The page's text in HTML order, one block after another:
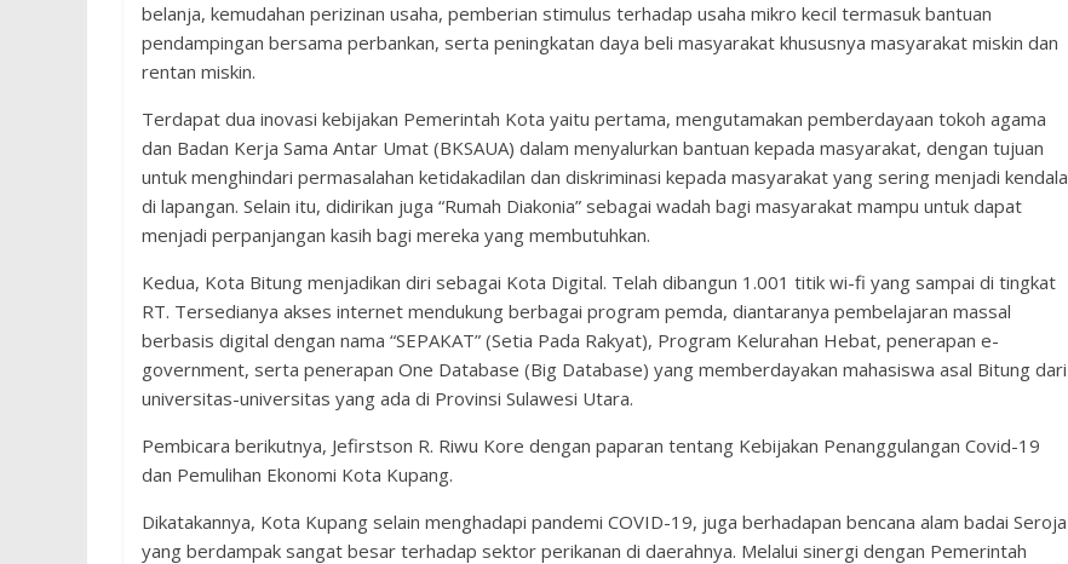
belanja, kemudahan perizinan usaha, pemberian stimulus terhadap usaha mikro kecil termasuk bantuan
pendampingan bersama perbankan, serta peningkatan daya beli masyarakat khususnya masyarakat miskin dan
rentan miskin.
Terdapat dua inovasi kebijakan Pemerintah Kota yaitu pertama, mengutamakan pemberdayaan tokoh agama
dan Badan Kerja Sama Antar Umat (BKSAUA) dalam menyalurkan bantuan kepada masyarakat, dengan tujuan
untuk menghindari permasalahan ketidakadilan dan diskriminasi kepada masyarakat yang sering menjadi kendala
di lapangan. Selain itu, didirikan juga “Rumah Diakonia” sebagai wadah bagi masyarakat mampu untuk dapat
menjadi perpanjangan kasih bagi mereka yang membutuhkan.
Kedua, Kota Bitung menjadikan diri sebagai Kota Digital. Telah dibangun 1.001 titik wi-fi yang sampai di tingkat
RT. Tersedianya akses internet mendukung berbagai program pemda, diantaranya pembelajaran massal
berbasis digital dengan nama “SEPAKAT” (Setia Pada Rakyat), Program Kelurahan Hebat, penerapan e-
government, serta penerapan One Database (Big Database) yang memberdayakan mahasiswa asal Bitung dari
universitas-universitas yang ada di Provinsi Sulawesi Utara.
Pembicara berikutnya, Jefirstson R. Riwu Kore dengan paparan tentang Kebijakan Penanggulangan Covid-19
dan Pemulihan Ekonomi Kota Kupang.
Dikatakannya, Kota Kupang selain menghadapi pandemi COVID-19, juga berhadapan bencana alam badai Seroja
yang berdampak sangat besar terhadap sektor perikanan di daerahnya. Melalui sinergi dengan Pemerintah